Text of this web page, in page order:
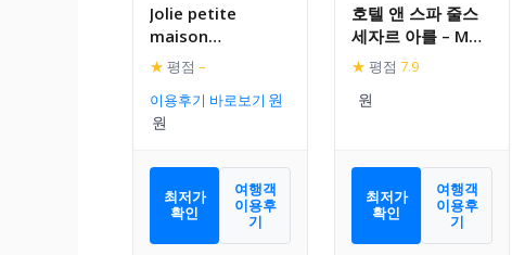
Jolie petite
maison
idealement
situee
★ 평점 –
이용후기 바로보기
최저가
확인
여행객
이용후
기
호텔 앤 스파 줄스
세자르 아를 – M갤
러리
★ 평점 7.9
최저가
확인
여행객
이용후
기